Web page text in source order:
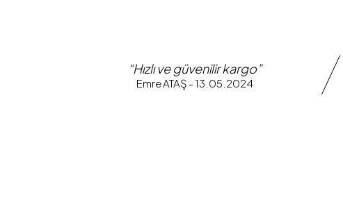
“Hızlı ve güvenilir kargo”
Emre ATAŞ - 13.05.2024